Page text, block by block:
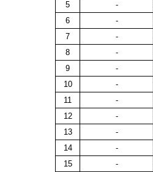
5
-
6
-
7
-
8
-
9
-
10
-
11
-
12
-
13
-
14
-
15
-